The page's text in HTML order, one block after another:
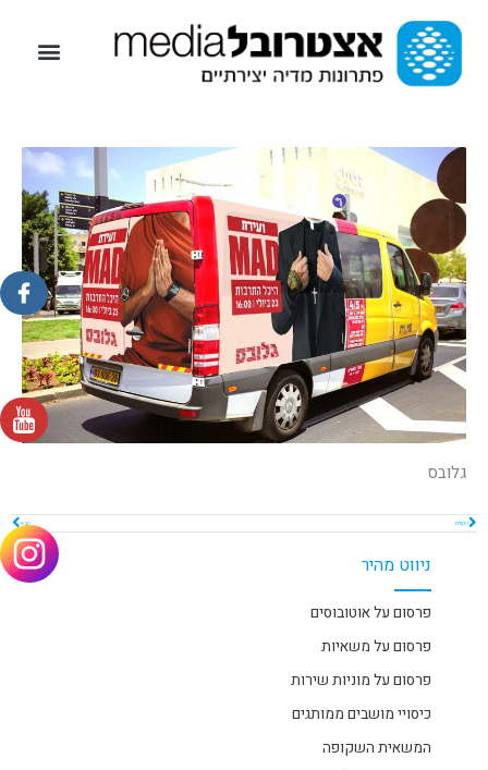
גלובס
הקודם הבא
ניווט מהיר
פרסום על אוטובוסים
פרסום על משאיות
פרסום על מוניות שירות
כיסויי מושבים ממותגים
המשאית השקופה